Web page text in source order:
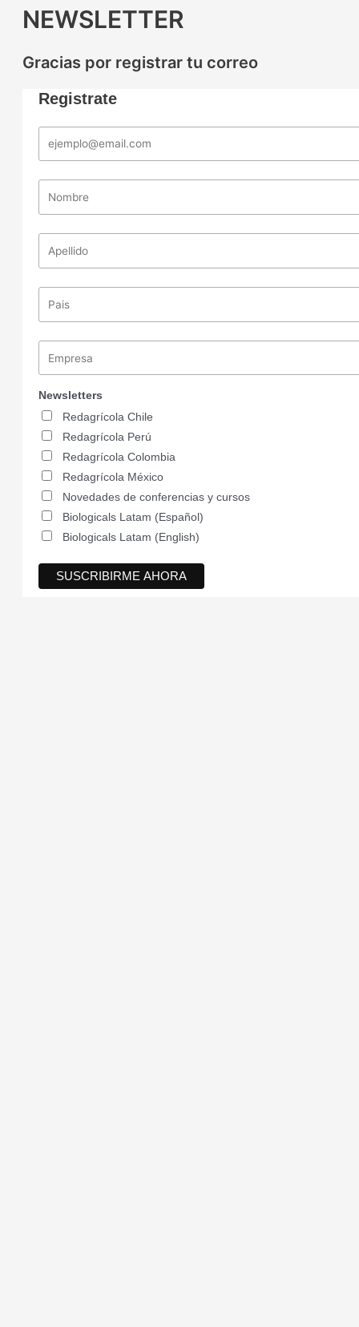
NEWSLETTER
Gracias por registrar tu correo
Registrate
Newsletters
Redagrícola Chile
Redagrícola Perú
Redagrícola Colombia
Redagrícola México
Novedades de conferencias y cursos
Biologicals Latam (Español)
Biologicals Latam (English)